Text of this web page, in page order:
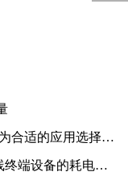
选择合适的图像传感器
的耗电特性_热点